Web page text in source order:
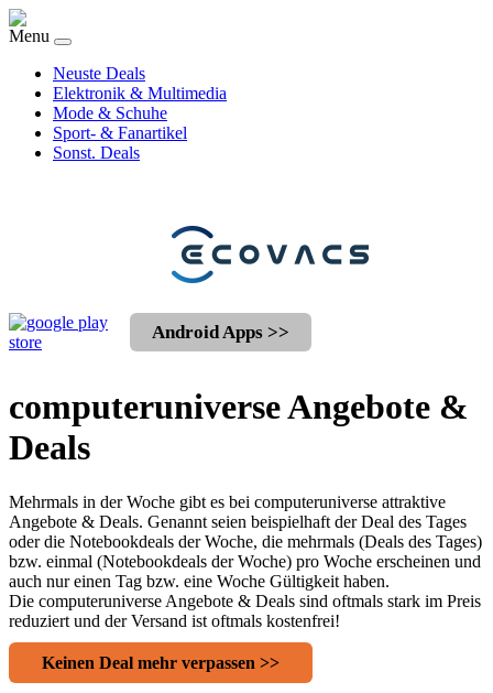
Menu
Neuste Deals
Elektronik & Multimedia
Mode & Schuhe
Sport- & Fanartikel
Sonst. Deals
Android Apps >>
computeruniverse Angebote &
Deals
Mehrmals in der Woche gibt es bei computeruniverse attraktive
Angebote & Deals. Genannt seien beispielhaft der Deal des Tages
oder die Notebookdeals der Woche, die mehrmals (Deals des Tages)
bzw. einmal (Notebookdeals der Woche) pro Woche erscheinen und
auch nur einen Tag bzw. eine Woche Gültigkeit haben.
Die computeruniverse Angebote & Deals sind oftmals stark im Preis
reduziert und der Versand ist oftmals kostenfrei!
Keinen Deal mehr verpassen >>